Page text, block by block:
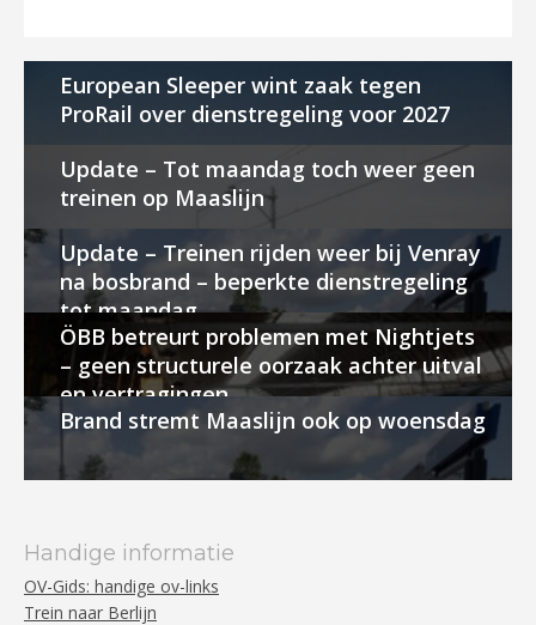
European Sleeper wint zaak tegen
ProRail over dienstregeling voor 2027
Update – Tot maandag toch weer geen
treinen op Maaslijn
Update – Treinen rijden weer bij Venray
na bosbrand – beperkte dienstregeling
tot maandag
ÖBB betreurt problemen met Nightjets
– geen structurele oorzaak achter uitval
en vertragingen
Brand stremt Maaslijn ook op woensdag
Handige informatie
OV-Gids: handige ov-links
Trein naar Berlijn